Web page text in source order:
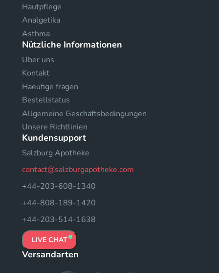
Hautpflege
Analgetika
Asthma
Nützliche Informationen
Uber uns
Kontakt
Haeufige fragen
Bestellstatus
Allgemeine Geschäftsbedingungen
Unsere Richtlinien
Kundensupport
Salzburg Apotheke
contact@salzburgapotheke.com
+44-203-608-1340
+44-808-189-1420
+44-203-514-1638
LIVE CHAT
Versandarten